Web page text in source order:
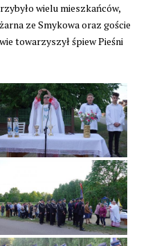
wielu mieszkańców,
ze Smykowa oraz goście
towarzyszył śpiew Pieśni